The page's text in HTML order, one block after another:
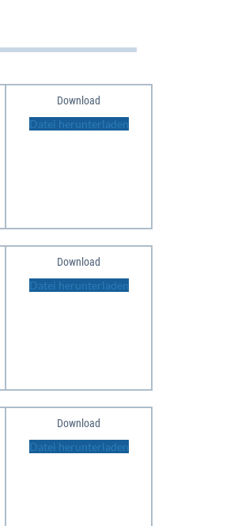
Download
Datei herunterladen
Download
Datei herunterladen
Download
Datei herunterladen